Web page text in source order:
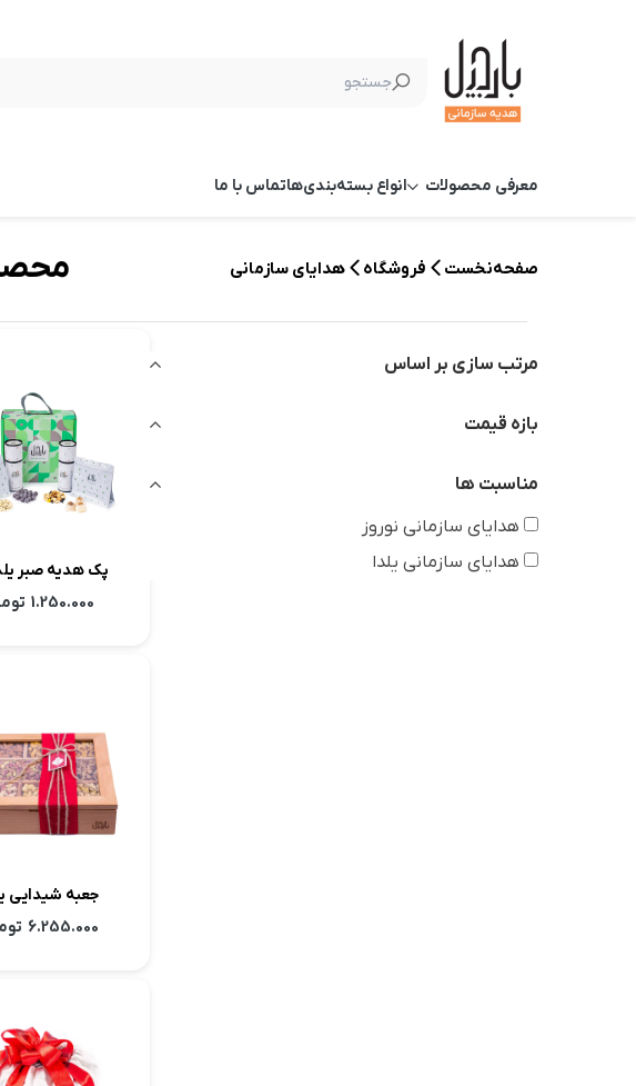
معرفی محصولات انواع بسته‌بندی‌هاتماس با ما
صفحه‌نخست فروشگاه هدایای سازمانی
مرتب سازی بر اساس
بازه قیمت
مناسبت ها
هدایای سازمانی نوروز
هدایای سازمانی یلدا
پک هدیه صبر
1.250.000
جعبه شیدایی
6.255.000